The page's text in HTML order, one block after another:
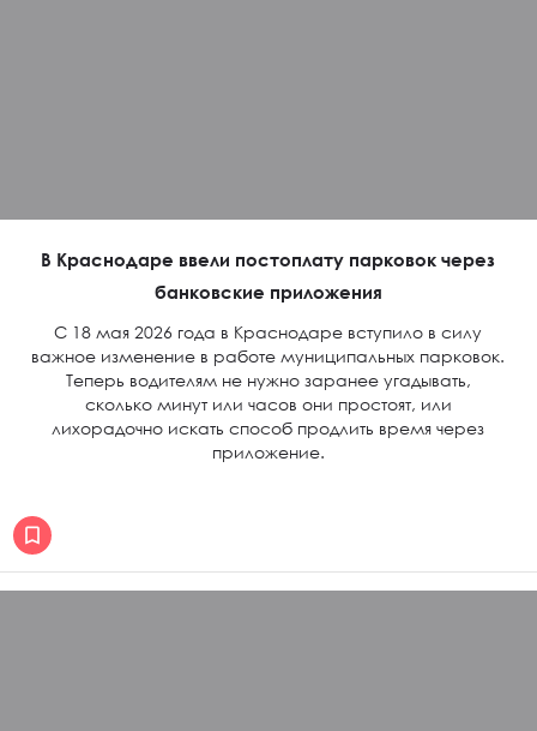
В Краснодаре ввели постоплату парковок через
банковские приложения
С 18 мая 2026 года в Краснодаре вступило в силу
важное изменение в работе муниципальных парковок.
Теперь водителям не нужно заранее угадывать,
сколько минут или часов они простоят, или
лихорадочно искать способ продлить время через
приложение.